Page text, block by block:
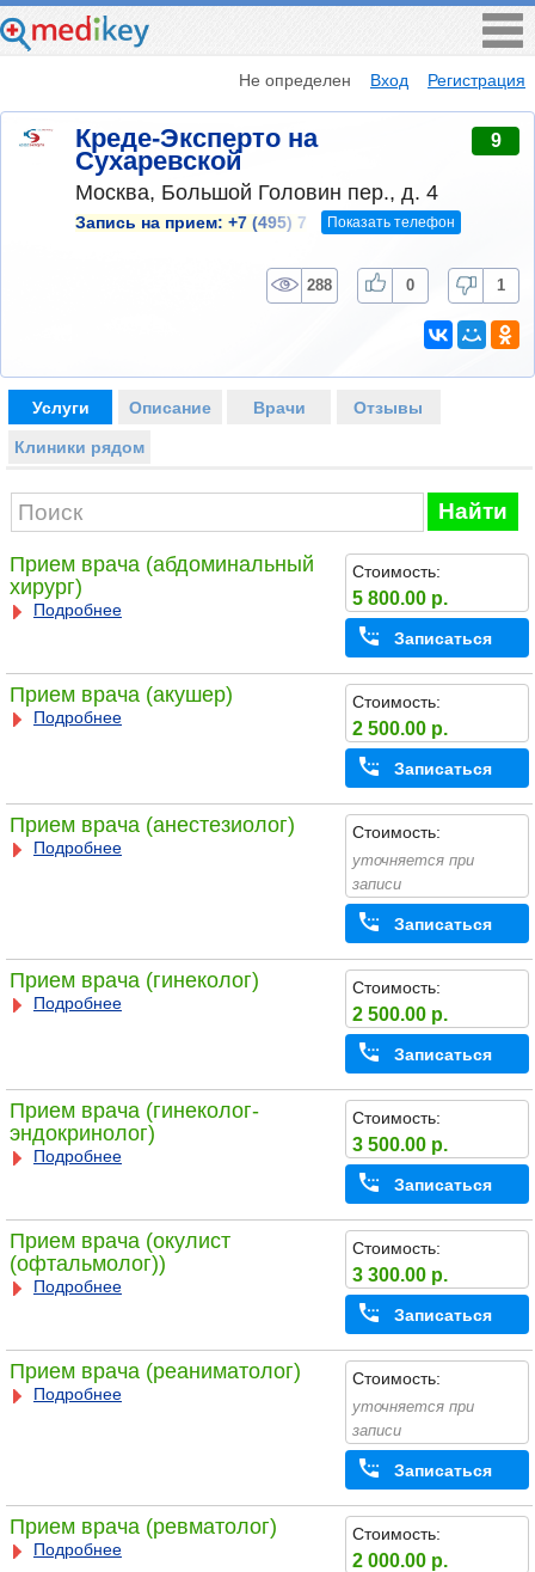
Не определен Вход Регистрация
Креде-Эксперто на
Сухаревской
9
Москва, Большой Головин пер., д. 4
Запись на прием: +7 (495) 7 Показать телефон
288 0 1
Услуги Описание Врачи Отзывы
Клиники рядом
Найти
Прием врача (абдоминальный
хирург)
Подробнее
Стоимость:
5 800.00 р.
Записаться
Прием врача (акушер)
Подробнее
Стоимость:
2 500.00 р.
Записаться
Прием врача (анестезиолог)
Подробнее
Стоимость:
уточняется при
записи
Записаться
Прием врача (гинеколог)
Подробнее
Стоимость:
2 500.00 р.
Записаться
Прием врача (гинеколог-
эндокринолог)
Подробнее
Стоимость:
3 500.00 р.
Записаться
Прием врача (окулист
(офтальмолог))
Подробнее
Стоимость:
3 300.00 р.
Записаться
Прием врача (реаниматолог)
Подробнее
Стоимость:
уточняется при
записи
Записаться
Прием врача (ревматолог)
Подробнее
Стоимость:
2 000.00 р.